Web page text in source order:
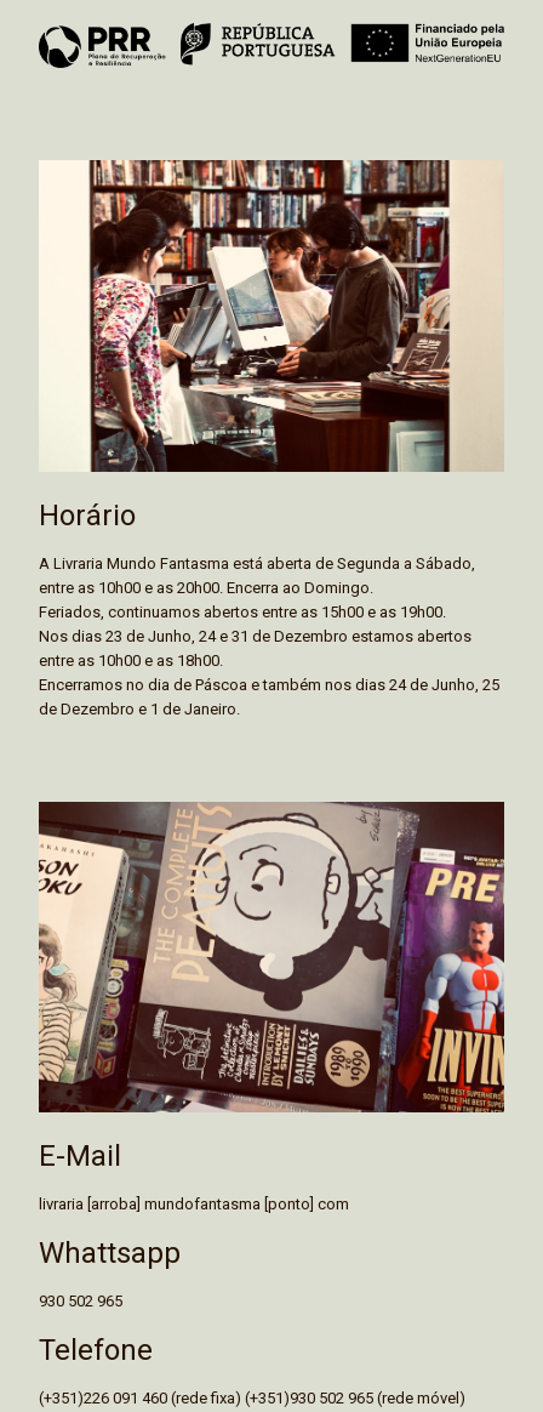
Horário
A Livraria Mundo Fantasma está aberta de Segunda a Sábado,
entre as 10h00 e as 20h00. Encerra ao Domingo.
Feriados, continuamos abertos entre as 15h00 e as 19h00.
Nos dias 23 de Junho, 24 e 31 de Dezembro estamos abertos
entre as 10h00 e as 18h00.
Encerramos no dia de Páscoa e também nos dias 24 de Junho, 25
de Dezembro e 1 de Janeiro.
E-Mail
livraria [arroba] mundofantasma [ponto] com
Whattsapp
930 502 965
Telefone
(+351)226 091 460 (rede fixa) (+351)930 502 965 (rede móvel)